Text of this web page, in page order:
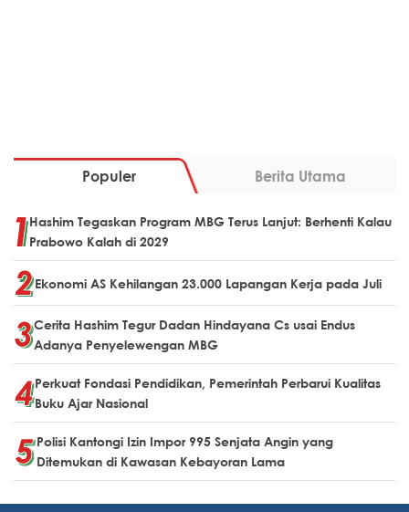
Populer Berita Utama
Hashim Tegaskan Program MBG Terus Lanjut: Berhenti Kalau
Prabowo Kalah di 2029
Ekonomi AS Kehilangan 23.000 Lapangan Kerja pada Juli
Cerita Hashim Tegur Dadan Hindayana Cs usai Endus
Adanya Penyelewengan MBG
Perkuat Fondasi Pendidikan, Pemerintah Perbarui Kualitas
Buku Ajar Nasional
Polisi Kantongi Izin Impor 995 Senjata Angin yang
Ditemukan di Kawasan Kebayoran Lama